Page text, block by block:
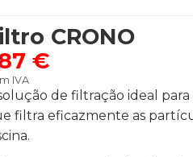
CRONO
€
IVA
de filtração ideal
filtra eficazmente as